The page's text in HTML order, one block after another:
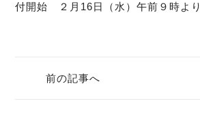
付開始 ２月16日（水）午前９時より
前の記事へ